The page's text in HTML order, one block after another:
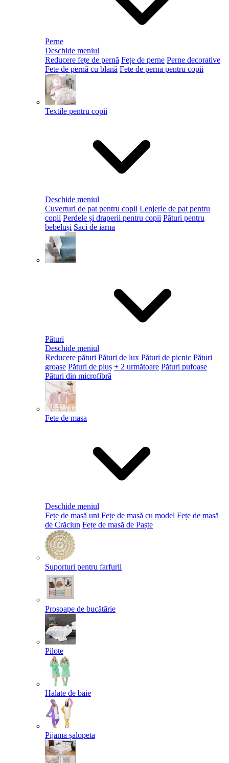
Perne
Deschide meniul
Reducere fețe de pernă Fețe de perne Perne decorative
Fete de pernă cu blană Fete de perna pentru copii
Textile pentru copii
Deschide meniul
Cuverturi de pat pentru copii Lenjerie de pat pentru
copii Perdele și draperii pentru copii Pături pentru
bebeluși Saci de iarna
Pături
Deschide meniul
Reducere pături Pături de lux Pături de picnic Pături
groase Pături de pluș + 2 următoare Pături pufoase
Pături din microfibră
Fete de masa
Deschide meniul
Fețe de masă uni Fețe de masă cu model Fețe de masă
de Crăciun Fețe de masă de Paște​
Suporturi pentru farfurii
Prosoape de bucătărie
Pilote
Halate de baie
Pijama șalopeta